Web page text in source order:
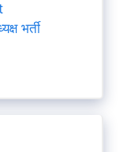
भर्ती